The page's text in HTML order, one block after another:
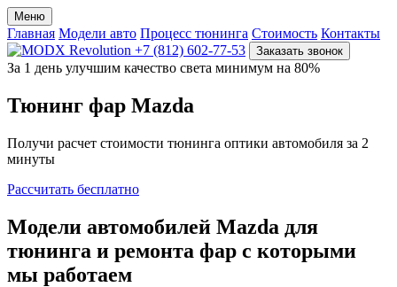
Меню
Главная Модели авто Процесс тюнинга Стоимость Контакты
+7 (812) 602-77-53
Заказать звонок
За 1 день улучшим качество света минимум на 80%
Тюнинг фар Mazda
Получи расчет стоимости тюнинга оптики автомобиля за 2
минуты
Рассчитать бесплатно
Модели автомобилей Mazda для
тюнинга и ремонта фар с которыми
мы работаем